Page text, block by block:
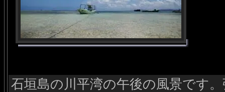
石垣島の川平湾の午後の風景です